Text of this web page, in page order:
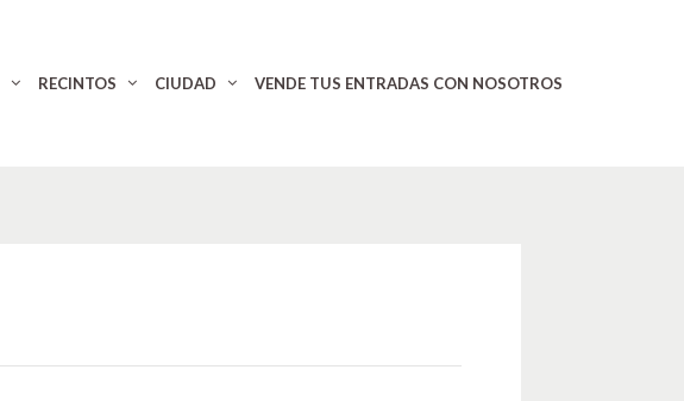
RECINTOS CIUDAD VENDE TUS ENTRADAS CON NOSOTROS